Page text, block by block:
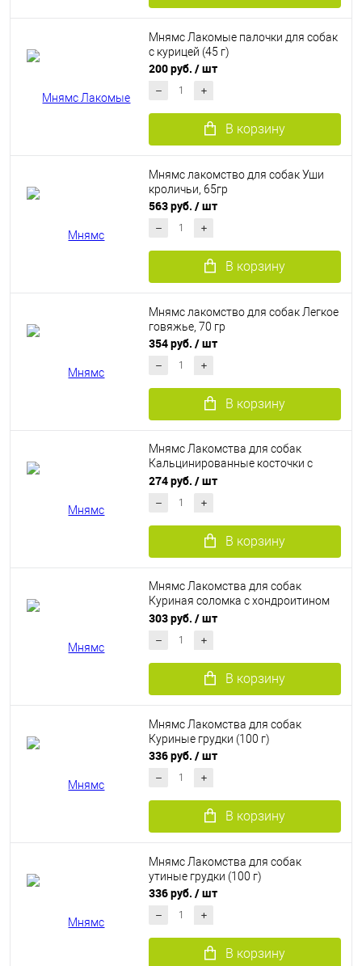
Мнямс Лакомые палочки для собак
с курицей (45 г)
200 руб. / шт
В корзину
Мнямс лакомство для собак Уши
кроличьи, 65гр
563 руб. / шт
В корзину
Мнямс лакомство для собак Легкое
говяжье, 70 гр
354 руб. / шт
В корзину
Мнямс Лакомства для собак
Кальцинированные косточки с
куриным мясом (100 г)
274 руб. / шт
В корзину
Мнямс Лакомства для собак
Куриная соломка с хондроитином
(100 г)
303 руб. / шт
В корзину
Мнямс Лакомства для собак
Куриные грудки (100 г)
336 руб. / шт
В корзину
Мнямс Лакомства для собак
утиные грудки (100 г)
336 руб. / шт
В корзину